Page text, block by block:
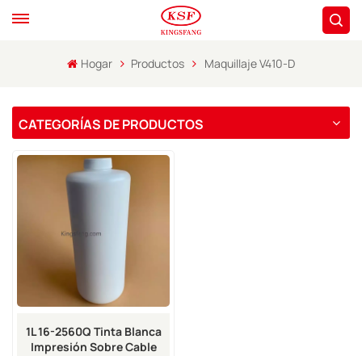
Hogar Productos Maquillaje V410-D
CATEGORÍAS DE PRODUCTOS
1L 16-2560Q Tinta Blanca
Impresión Sobre Cable